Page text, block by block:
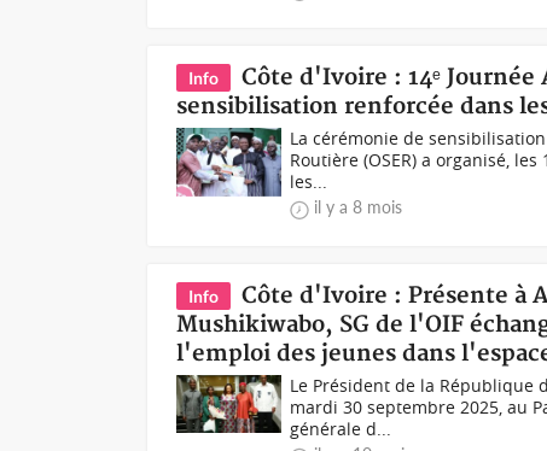
Info
Côte d'Ivoire : 14ᵉ
sensibilisation renforcée dans
La cérémonie de
Routière (OSER) a organisé,
les...
il y a 8 mois
Info
Côte d'Ivoire : Présente à
Mushikiwabo, SG de l'OIF
l'emploi des jeunes dans
Le Président de la République
mardi 30 septembre 2025, au
générale d...